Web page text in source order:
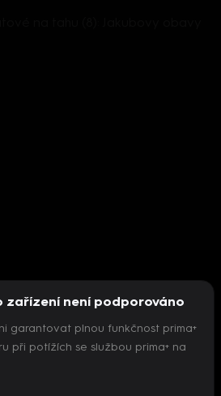
inicializovat přehrávač
zařízení není podporováno
garantovat plnou funkčnost prima+
při potížích se službou prima+ na